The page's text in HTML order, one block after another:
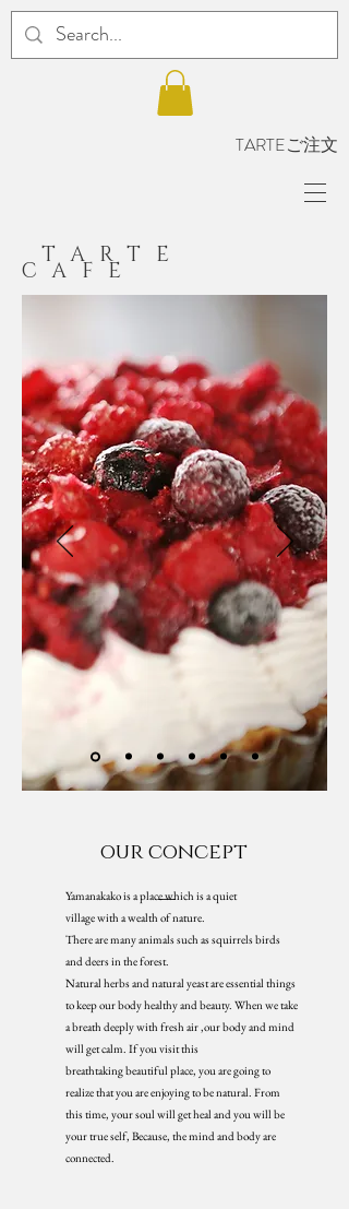
TARTEご注文
TARTE
CAFE
​our concept
Yamanakakois a place which is a quiet
village with a wealth of nature.
There are many animals such as squirrels birds
and deers in the forest.
Natural herbs and natural yeast are essential things
to keep our body healthy and beauty. When we take
a breath deeply with fresh air ,our body and mind
will get calm. If you visit this
​breathtaking beautiful place, you are going to
realize that you are enjoying to be natural. From
this time, your soul will get heal and you will be
your true self, Because, the mind and body are
connected.